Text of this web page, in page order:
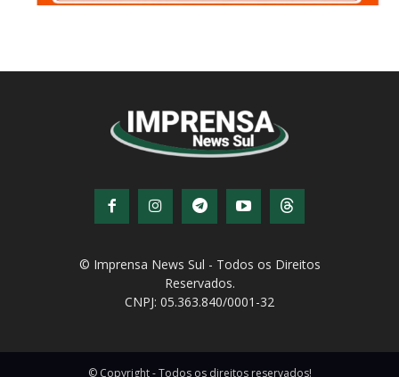
© Imprensa News Sul - Todos os Direitos
Reservados.
CNPJ: 05.363.840/0001-32
© Copyright - Todos os direitos reservados!